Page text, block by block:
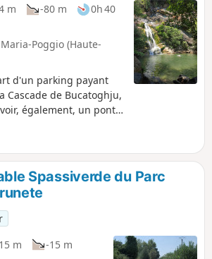
m -80 m
0h 40
Poggio (Haute-
d'un parking payant
Cascade de Bucatoghju,
également, un pont
traversées de
Spassiverde du Parc
m
-15 m